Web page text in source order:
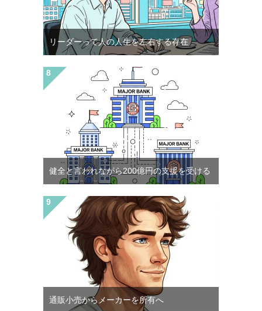
リーダーって人の人生を左右する存在
健全と言われながら200億円の支援を受ける
通販小売からメーカーを所有へ